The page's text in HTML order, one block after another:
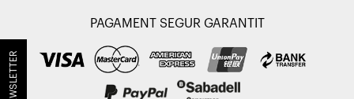
PAGAMENT SEGUR GARANTIT